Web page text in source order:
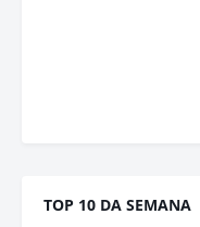
TOP 10 DA SEMANA